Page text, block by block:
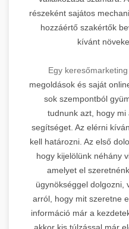
részeként sajátos
hozzáértő szakértők
kívánt
Egy
megoldások és saját
sok szempontból
tudnunk azt, hogy
segítséget. Az elérni
kell határozni. Az első
hogy kijelölünk néhány
amelyet el
ügynökséggel dolgozni,
arról, hogy mit szeretne
információ már a
akkor kis túlzással már